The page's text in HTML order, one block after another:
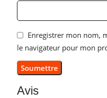
Avis
Enregistrer mon nom,
le navigateur pour mon